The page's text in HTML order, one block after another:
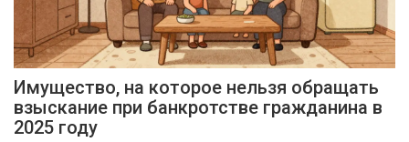
Имущество, на которое нельзя обращать
взыскание при банкротстве гражданина в
2025 году